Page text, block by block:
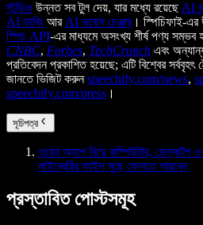
স্টুডিও উন্নত সব টুল দেয়, যার মধ্যে রয়েছে AI
AI ডাবিং আর AI ভয়েস চেঞ্জার। স্পিচিফাই-এর
স্পিচ API-এর মাধ্যমে অসংখ্য শীর্ষ পণ্য সম্ভব
CNBC, Forbes, TechCrunch এবং
প্রতিবেদন প্রকাশিত হয়েছে; এটি বিশ্বের
জানতে ভিজিট করুনspeechify.com/news,
speechify.com/press ।
সূচিপত্র
ওয়েব অ্যাপ দিয়ে কম্পিউটার, ডেস্কটপ
লাইব্রেরির ফাইল মুছে ফেলতে পারবেন
প্রস্তাবিত পোস্টসমূহ